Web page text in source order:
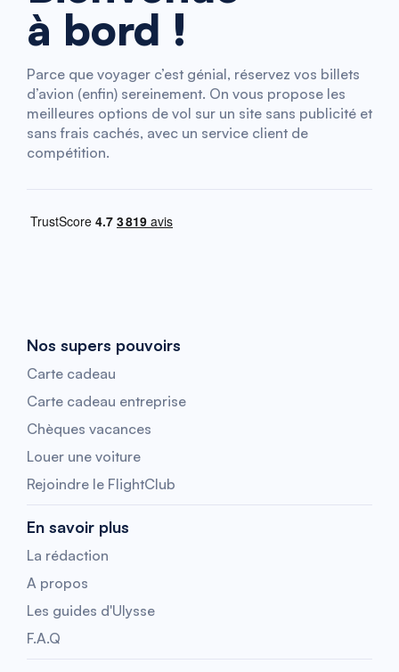
à bord !
Parce que voyager c’est génial, réservez vos billets
d’avion (enfin) sereinement. On vous propose les
meilleures options de vol sur un site sans publicité et
sans frais cachés, avec un service client de
compétition.
Nos supers pouvoirs
Carte cadeau
Carte cadeau entreprise
Chèques vacances
Louer une voiture
Rejoindre le FlightClub
En savoir plus
La rédaction
A propos
Les guides d'Ulysse
F.A.Q